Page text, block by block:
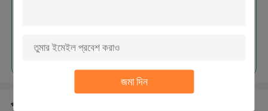
জমা দিন
চালিয়ে
প্রস্তাবিত পণ্য